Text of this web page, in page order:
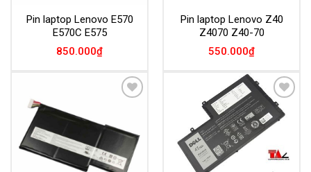
Pin laptop Lenovo E570
E570C E575
850.000₫
Pin laptop Lenovo Z40
Z4070 Z40-70
550.000₫
Add to
Wishlist